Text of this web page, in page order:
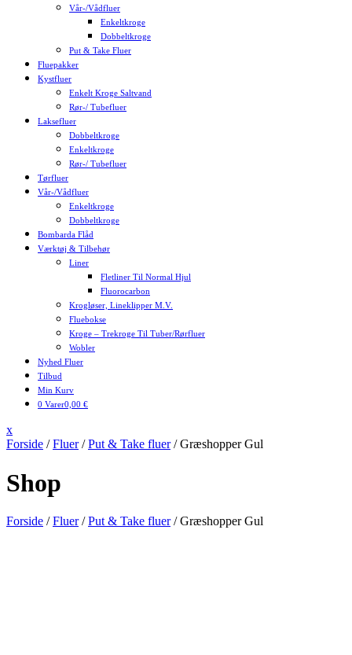
Vår-/Vådfluer
Enkeltkroge
Dobbeltkroge
Put & Take Fluer
Fluepakker
Kystfluer
Enkelt Kroge Saltvand
Rør-/ Tubefluer
Laksefluer
Dobbeltkroge
Enkeltkroge
Rør-/ Tubefluer
Tørfluer
Vår-/Vådfluer
Enkeltkroge
Dobbeltkroge
Bombarda Flåd
Værktøj & Tilbehør
Liner
Fletliner Til Normal Hjul
Fluorocarbon
Krogløser, Lineklipper M.v.
Fluebokse
Kroge – Trekroge Til Tuber/rørfluer
Wobler
Nyhed Fluer
Tilbud
Min Kurv
0 Varer0,00 €
xClose
Menu
Forside /Fluer/Put & Take fluer/ Græshopper Gul
Shop
Forside /Fluer/Put & Take fluer/ Græshopper Gul